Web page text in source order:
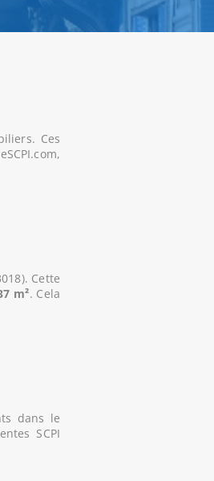
Ces
Cette
m². Cela
dans le
SCPI